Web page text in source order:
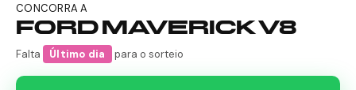
CONCORRA A
FORD MAVERICK V8
Falta Último dia para o sorteio